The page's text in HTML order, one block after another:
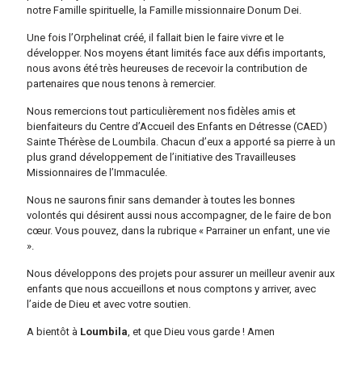
notre Famille spirituelle, la Famille missionnaire Donum Dei.
Une fois l’Orphelinat créé, il fallait bien le faire vivre et le
développer. Nos moyens étant limités face aux défis importants,
nous avons été très heureuses de recevoir la contribution de
partenaires que nous tenons à remercier.
Nous remercions tout particulièrement nos fidèles amis et
bienfaiteurs du Centre d’Accueil des Enfants en Détresse (CAED)
Sainte Thérèse de Loumbila. Chacun d’eux a apporté sa pierre à un
plus grand développement de l’initiative des Travailleuses
Missionnaires de l’Immaculée.
Nous ne saurons finir sans demander à toutes les bonnes
volontés qui désirent aussi nous accompagner, de le faire de bon
cœur. Vous pouvez, dans la rubrique « Parrainer un enfant, une vie
».
Nous développons des projets pour assurer un meilleur avenir aux
enfants que nous accueillons et nous comptons y arriver, avec
l’aide de Dieu et avec votre soutien.
A bientôt à Loumbila, et que Dieu vous garde ! Amen